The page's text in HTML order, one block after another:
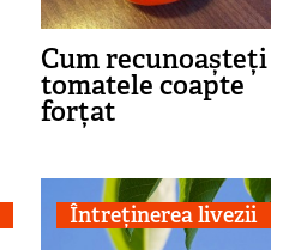
Cum recunoașteți
tomatele coapte
forțat
Întreținerea livezii